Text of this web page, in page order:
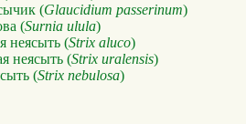
(Glaucidium passerinum)
(Surnia ulula)
неясыть (Strix aluco)
неясыть (Strix uralensis)
(Strix nebulosa)